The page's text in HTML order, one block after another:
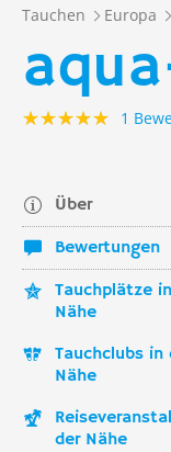
Tauchen Europa
1
Über
Bewertungen
Tauchplätze
Nähe
Tauchclubs in
Nähe
der Nähe